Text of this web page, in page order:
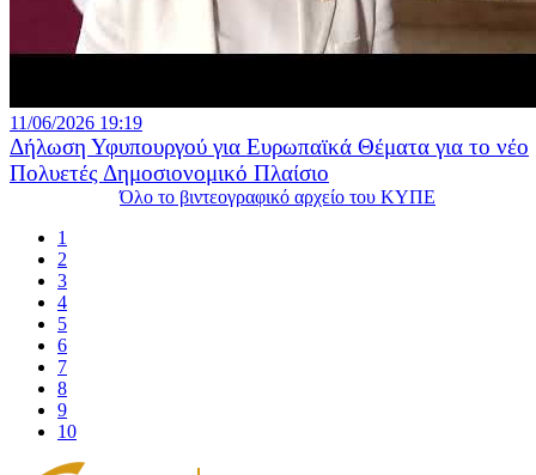
11/06/2026 19:19
Δήλωση Υφυπουργού για Ευρωπαϊκά Θέματα για το νέο
Πολυετές Δημοσιονομικό Πλαίσιο
Όλο το βιντεογραφικό αρχείο του ΚΥΠΕ
1
2
3
4
5
6
7
8
9
10